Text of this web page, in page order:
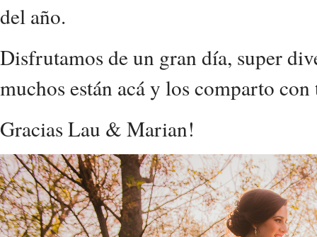
del año.
Disfrutamos de un gran día, super
muchos están acá y los comparto con
Gracias Lau & Marian!